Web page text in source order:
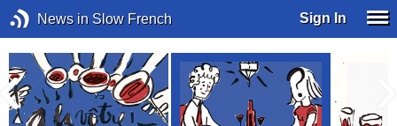
News in Slow French Sign In